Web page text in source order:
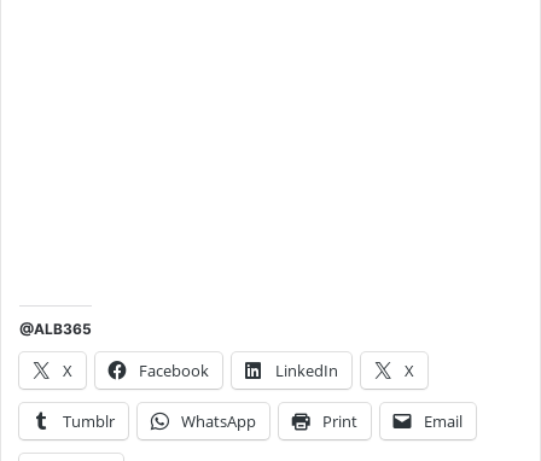
@ALB365
X Facebook LinkedIn X
Tumblr WhatsApp Print Email